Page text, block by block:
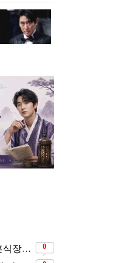
“이혼하자마자 세상 후련” 결혼식장에서 이미 이혼을 직감했었다는 배우 0